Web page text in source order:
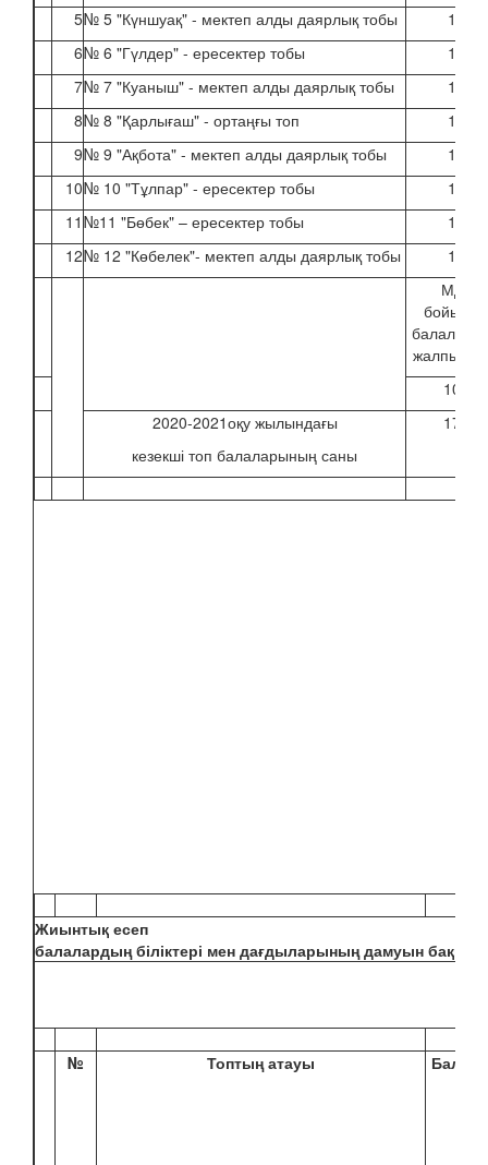
5№ 5 "Күншуақ" - мектеп алды даярлық тобы
15
6№ 6 "Гүлдер" - ересектер тобы
15
7№ 7 "Куаныш" - мектеп алды даярлық тобы
15
8№ 8 "Қарлығаш" - ортаңғы топ
15
9№ 9 "Ақбота" - мектеп алды даярлық тобы
15
10№ 10 "Тұлпар" - ересектер тобы
14
11 №11 "Бөбек" – ересектер тобы
15
12№ 12 "Көбелек"- мектеп алды даярлық тобы
16
МДҰ
жалпы
100
2020-2021оқу жылындағы
кезекші топ балаларының саны
179
Жиынтық есеп
балалардың біліктері мен дағдыларының дамуын
№ Топтың атауы